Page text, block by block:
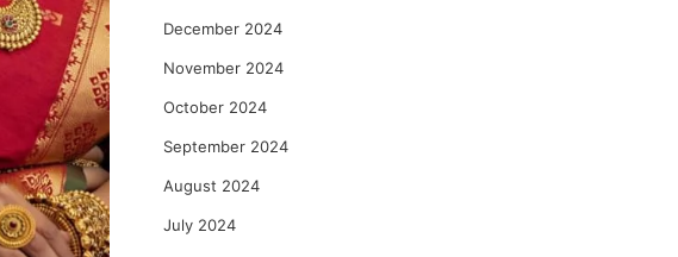
December 2024
November 2024
October 2024
September 2024
August 2024
July 2024